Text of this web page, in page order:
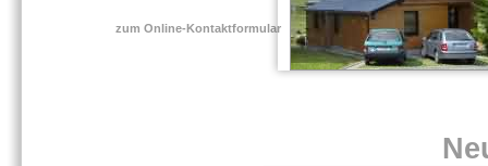
zum Online-Kontaktformular